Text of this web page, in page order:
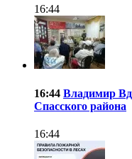
16:44
16:44 Владимир
Спасского района
16:44